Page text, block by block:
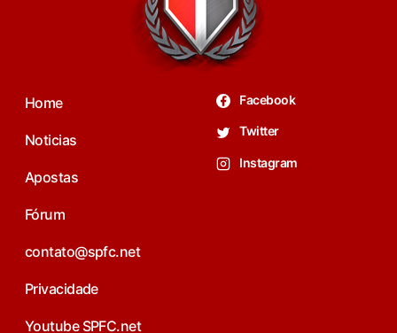
Home
Noticias
Apostas
Fórum
contato@spfc.net
Privacidade
Youtube SPFC.net
Facebook
Twitter
Instagram